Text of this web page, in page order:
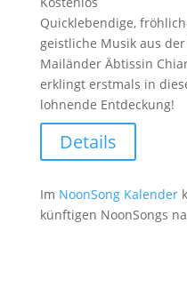
Quicklebendige,
geistliche Musik aus
Mailänder Äbtissin
erklingt erstmals in
lohnende Entdeckung!
Details
Im NoonSong Kalender
künftigen NoonSongs